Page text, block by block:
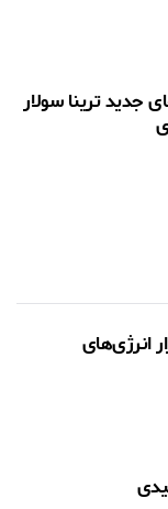
جدید ترینا سولار
انرژی‌های